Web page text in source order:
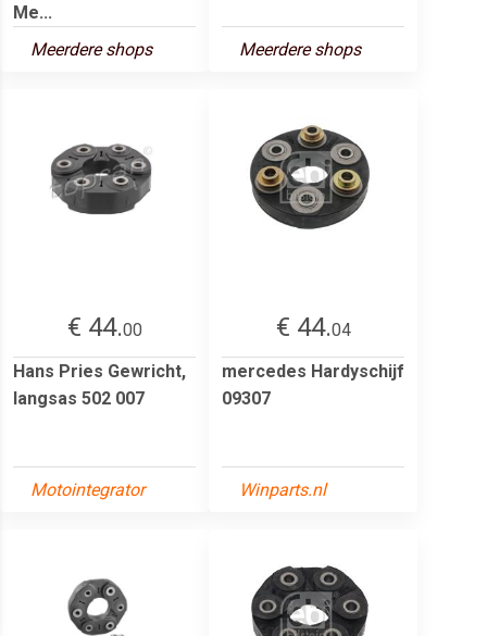
Me...
Meerdere shops
Meerdere shops
€ 44.00
Hans Pries Gewricht,
langsas 502 007
Motointegrator
€ 44.04
mercedes Hardyschijf
09307
Winparts.nl